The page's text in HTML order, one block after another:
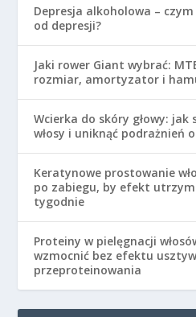
Depresja alkoholowa –
od depresji?
Jaki rower Giant wybrać:
rozmiar, amortyzator i
Wcierka do skóry głowy:
włosy i uniknąć podrażnień
Keratynowe prostowanie
po zabiegu, by efekt
tygodnie
Proteiny w pielęgnacji
wzmocnić bez efektu
przeproteinowania